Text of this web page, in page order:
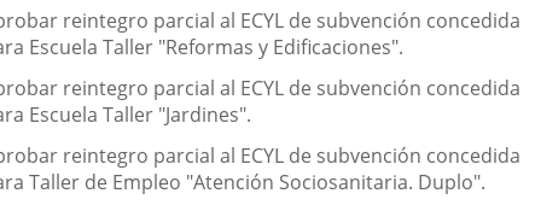
reintegro parcial al ECYL de subvención concedida
Escuela Taller "Reformas y Edificaciones".
reintegro parcial al ECYL de subvención concedida
Escuela Taller "Jardines".
reintegro parcial al ECYL de subvención concedida
Taller de Empleo "Atención Sociosanitaria. Duplo".